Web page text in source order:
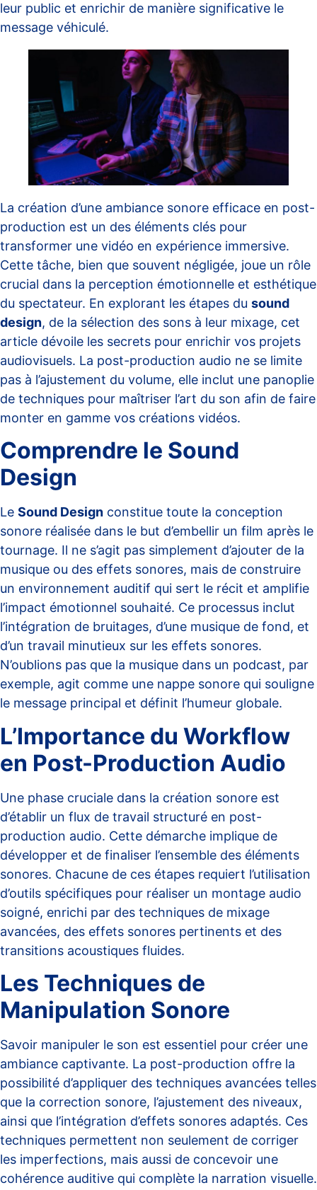
leur public et enrichir de manière significative le
message véhiculé.
La création d’une ambiance sonore efficace en post-
production est un des éléments clés pour
transformer une vidéo en expérience immersive.
Cette tâche, bien que souvent négligée, joue un rôle
crucial dans la perception émotionnelle et esthétique
du spectateur. En explorant les étapes du sound
design, de la sélection des sons à leur mixage, cet
article dévoile les secrets pour enrichir vos projets
audiovisuels. La post-production audio ne se limite
pas à l’ajustement du volume, elle inclut une panoplie
de techniques pour maîtriser l’art du son afin de faire
monter en gamme vos créations vidéos.
Comprendre le Sound
Design
Le Sound Design constitue toute la conception
sonore réalisée dans le but d’embellir un film après le
tournage. Il ne s’agit pas simplement d’ajouter de la
musique ou des effets sonores, mais de construire
un environnement auditif qui sert le récit et amplifie
l’impact émotionnel souhaité. Ce processus inclut
l’intégration de bruitages, d’une musique de fond, et
d’un travail minutieux sur les effets sonores.
N’oublions pas que la musique dans un podcast, par
exemple, agit comme une nappe sonore qui souligne
le message principal et définit l’humeur globale.
L’Importance du Workflow
en Post-Production Audio
Une phase cruciale dans la création sonore est
d’établir un flux de travail structuré en post-
production audio. Cette démarche implique de
développer et de finaliser l’ensemble des éléments
sonores. Chacune de ces étapes requiert l’utilisation
d’outils spécifiques pour réaliser un montage audio
soigné, enrichi par des techniques de mixage
avancées, des effets sonores pertinents et des
transitions acoustiques fluides.
Les Techniques de
Manipulation Sonore
Savoir manipuler le son est essentiel pour créer une
ambiance captivante. La post-production offre la
possibilité d’appliquer des techniques avancées telles
que la correction sonore, l’ajustement des niveaux,
ainsi que l’intégration d’effets sonores adaptés. Ces
techniques permettent non seulement de corriger
les imperfections, mais aussi de concevoir une
cohérence auditive qui complète la narration visuelle.